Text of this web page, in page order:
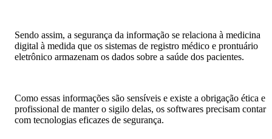
Sendo assim, a segurança da informação se relaciona à medicina
digital à medida que os sistemas de registro médico e prontuário
eletrônico armazenam os dados sobre a saúde dos pacientes.
Como essas informações são sensíveis e existe a obrigação ética e
profissional de manter o sigilo delas, os softwares precisam contar
com tecnologias eficazes de segurança.